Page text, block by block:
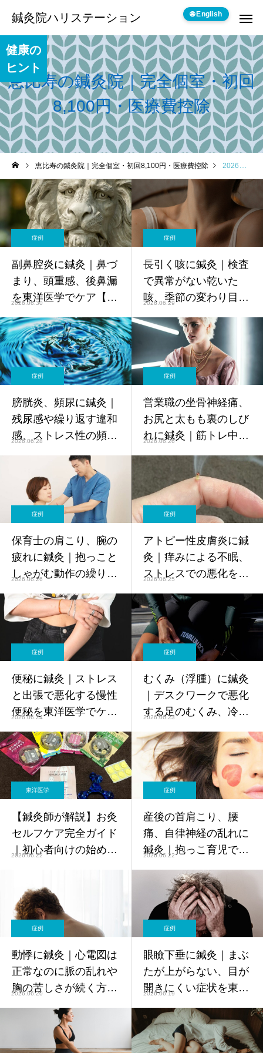
鍼灸院ハリステーション
恵比寿の鍼灸院｜完全個室・初回
8,100円・医療費控除
健康の
ヒント
恵比寿の鍼灸院｜完全個室・初回8,100円・医療費控除 2026年 6月の記事一覧
症例
副鼻腔炎に鍼灸｜鼻づ
まり、頭重感、後鼻漏
を東洋医学でケア【鍼
2026.06.30
症例
長引く咳に鍼灸｜検査
で異常がない乾いた
咳、季節の変わり目の
【鍼灸師監修】
2026.06.29
症例
膀胱炎、頻尿に鍼灸｜
残尿感や繰り返す違和
感、ストレス性の頻尿
2026.06.28
症例
営業職の坐骨神経痛、
お尻と太もも裏のしび
れに鍼灸｜筋トレ中の
ケア【鍼灸師監修】
2026.06.26
症例
保育士の肩こり、腕の
疲れに鍼灸｜抱っこと
しゃがむ動作の繰り返
【鍼灸師監修】
2026.06.26
症例
アトピー性皮膚炎に鍼
灸｜痒みによる不眠、
ストレスでの悪化を東
灸師監修】
2026.06.25
症例
便秘に鍼灸｜ストレス
と出張で悪化する慢性
便秘を東洋医学でケア
2026.06.24
症例
むくみ（浮腫）に鍼灸
｜デスクワークで悪化
する足のむくみ、冷え
灸師監修】
2026.06.23
東洋医学
【鍼灸師が解説】お灸
セルフケア完全ガイド
｜初心者向けの始め方
2026.06.22
症例
産後の首肩こり、腰
痛、自律神経の乱れに
鍼灸｜抱っこ育児で悪
でケア【鍼灸師監修】
2026.06.22
症例
動悸に鍼灸｜心電図は
正常なのに脈の乱れや
胸の苦しさが続く方へ
ーチ【鍼灸師監修】
2026.06.20
症例
眼瞼下垂に鍼灸｜まぶ
たが上がらない、目が
開きにくい症状を東洋
修】
2026.06.19
🌐 English